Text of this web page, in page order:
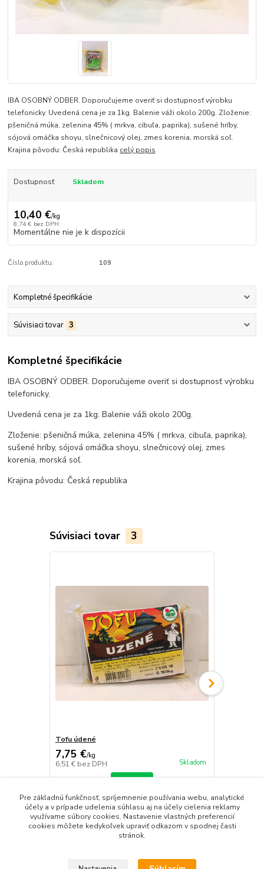
IBA OSOBNÝ ODBER. Doporučujeme overiť si dostupnosť výrobku
telefonicky. Uvedená cena je za 1kg. Balenie váži okolo 200g. Zloženie:
pšeničná múka, zelenina 45% ( mrkva, cibuľa, paprika), sušené hríby,
sójová omáčka shoyu, slnečnicový olej, zmes korenia, morská soľ.
Krajina pôvodu: Česká republika celý popis
Dostupnosť Skladom
10,40 €/kg
8,74 € bez DPH
Momentálne nie je k dispozícii
Číslo produktu: 109
Kompletné špecifikácie
Súvisiaci tovar 3
Kompletné špecifikácie
IBA OSOBNÝ ODBER. Doporučujeme overiť si dostupnosť výrobku
telefonicky.
Uvedená cena je za 1kg. Balenie váži okolo 200g.
Zloženie: pšeničná múka, zelenina 45% ( mrkva, cibuľa, paprika),
sušené hríby, sójová omáčka shoyu, slnečnicový olej, zmes
korenia, morská soľ.
Krajina pôvodu: Česká republika
Súvisiaci tovar 3
Tofu údené
7,75 €/kg
6,51 € bez DPH Skladom
Detail
Pre základnú funkčnosť, spríjemnenie používania webu, analytické
účely a v prípade udelenia súhlasu aj na účely cielenia reklamy
využívame súbory cookies. Nastavenie vlastných preferencií
cookies môžete kedykoľvek upraviť odkazom v spodnej časti
stránok.